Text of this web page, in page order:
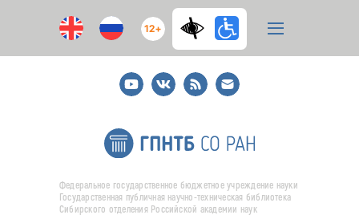
12+
YoutubeВКонтакте
RSS
E-
mail
подписка
Федеральное государственное бюджетное учреждение науки
Государственная публичная научно-техническая библиотека
Сибирского отделения Российской академии наук